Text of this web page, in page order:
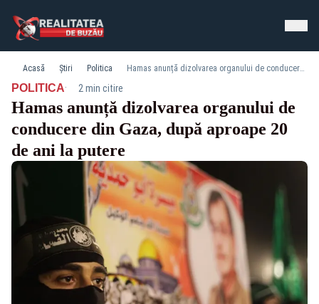
Acasă Știri Politica Hamas anunță dizolvarea organului de conducere din Gaza, după aproape 20 de ani la putere
POLITICA· 2 min citire
Hamas anunță dizolvarea organului de
conducere din Gaza, după aproape 20
de ani la putere